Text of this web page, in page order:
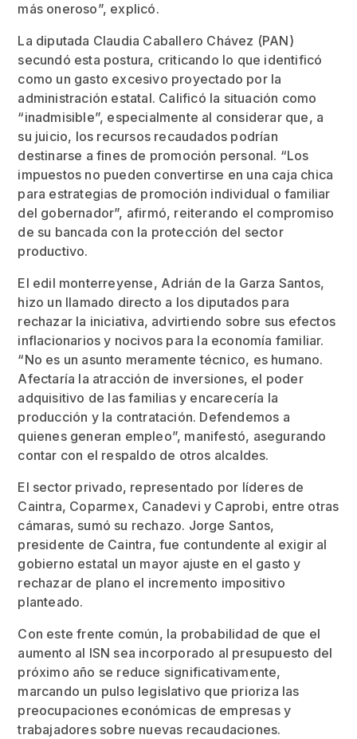
más oneroso”, explicó.
La diputada Claudia Caballero Chávez (PAN)
secundó esta postura, criticando lo que identificó
como un gasto excesivo proyectado por la
administración estatal. Calificó la situación como
“inadmisible”, especialmente al considerar que, a
su juicio, los recursos recaudados podrían
destinarse a fines de promoción personal. “Los
impuestos no pueden convertirse en una caja chica
para estrategias de promoción individual o familiar
del gobernador”, afirmó, reiterando el compromiso
de su bancada con la protección del sector
productivo.
El edil monterreyense, Adrián de la Garza Santos,
hizo un llamado directo a los diputados para
rechazar la iniciativa, advirtiendo sobre sus efectos
inflacionarios y nocivos para la economía familiar.
“No es un asunto meramente técnico, es humano.
Afectaría la atracción de inversiones, el poder
adquisitivo de las familias y encarecería la
producción y la contratación. Defendemos a
quienes generan empleo”, manifestó, asegurando
contar con el respaldo de otros alcaldes.
El sector privado, representado por líderes de
Caintra, Coparmex, Canadevi y Caprobi, entre otras
cámaras, sumó su rechazo. Jorge Santos,
presidente de Caintra, fue contundente al exigir al
gobierno estatal un mayor ajuste en el gasto y
rechazar de plano el incremento impositivo
planteado.
Con este frente común, la probabilidad de que el
aumento al ISN sea incorporado al presupuesto del
próximo año se reduce significativamente,
marcando un pulso legislativo que prioriza las
preocupaciones económicas de empresas y
trabajadores sobre nuevas recaudaciones.